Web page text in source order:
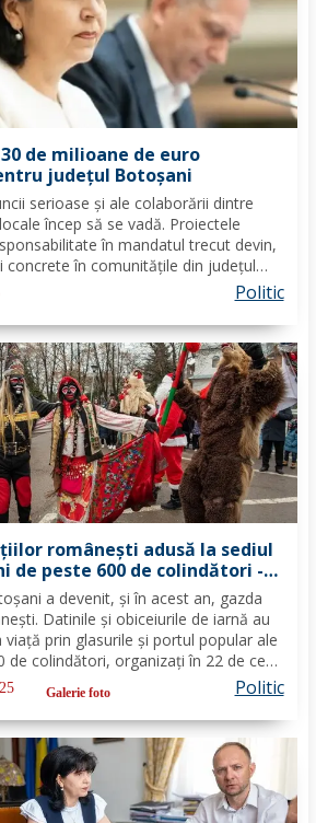
de milioane de euro
județul Botoșani
serioase și ale colaborării dintre
încep să se vadă. Proiectele
în mandatul trecut devin,
concrete în comunitățile din județul
vizează modernizarea iluminatului
Politic
românești adusă la sediul
de peste 600 de colindători -
a devenit, și în acest an, gazda
Datinile și obiceiurile de iarnă au
prin glasurile și portul popular ale
de colindători, organizați în 22 de cete
Îmbrăcați în costume autentice,
Galerie foto Politic